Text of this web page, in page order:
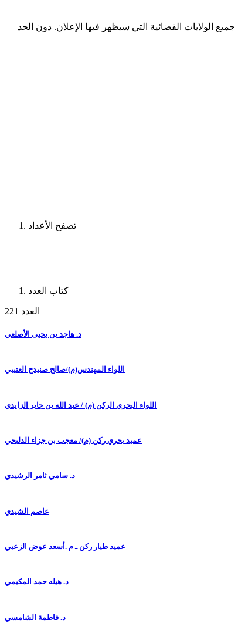
الولايات القضائية التي سيظهر فيها الإعلان. دون الحد
تصفح الأعداد
كتاب العدد
العدد 221
د. هاجد بن يحيى الأصلعي
اللواء المهندس(م)/صالح صنيدح العتيبي
اللواء البحري الركن (م) / عبد الله بن جابر الزايدي
عميد بحري ركن (م)/ معجب بن جزاء الدلبحي
د. سامي ثامر الرشيدي
عاصم الشيدي
عميد طيار ركن ـ م .أسعد عوض الزعبي
د. هيله حمد المكيمي
د. فاطمة الشامسي